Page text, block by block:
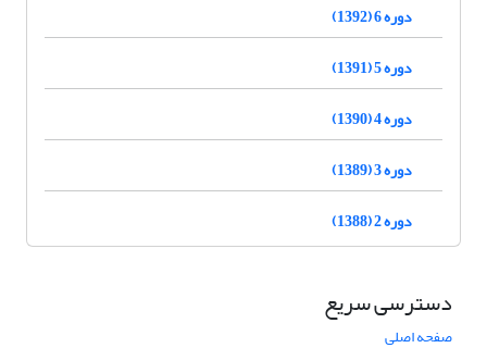
دوره 6 (1392)
دوره 5 (1391)
دوره 4 (1390)
دوره 3 (1389)
دوره 2 (1388)
دسترسی سریع
صفحه اصلی